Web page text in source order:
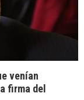
venían
firma del